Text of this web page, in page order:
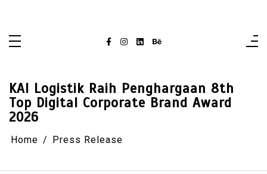
KAI Logistik Raih Penghargaan 8th
Top Digital Corporate Brand Award
2026
Home Press Release